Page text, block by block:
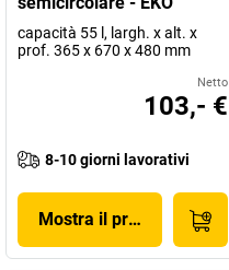
capacità 55 l, largh. x alt. x
prof. 365 x 670 x 480 mm
Netto
103,- €
8-10 giorni lavorativi
Mostra il prodotto